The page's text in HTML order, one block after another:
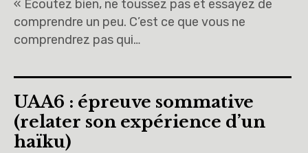
« Écoutez bien, ne toussez pas et essayez de
comprendre un peu. C’est ce que vous ne
comprendrez pas qui…
UAA6 : épreuve sommative
(relater son expérience d’un
haïku)